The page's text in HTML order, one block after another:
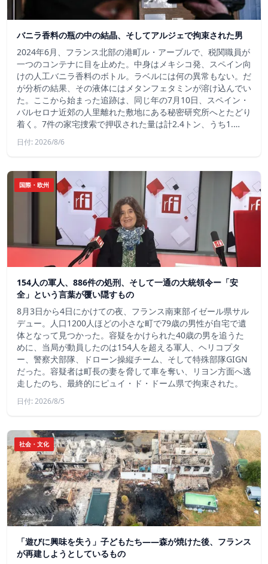
バニラ香料の瓶の中の結晶、そしてアルジェで拘束された男
2024年6月、フランス北部の港町ル・アーブルで、税関職員が
一つのコンテナに目を止めた。中身はメキシコ発、スペイン向
けの人工バニラ香料のボトル。ラベルには何の異常もない。だ
が分析の結果、その液体にはメタンフェタミンが溶け込んでい
た。ここから始まった追跡は、同じ年の7月10日、スペイン・
バルセロナ近郊の人里離れた敷地にある秘密研究所へとたどり
着く。7件の家宅捜索で押収された量は計2.4トン、うち1.…
日付: 2026/8/6
国際・欧州
154人の軍人、886件の処刑、そして一通の大統領令ー「安
全」という言葉が覆い隠すもの
8月3日から4日にかけての夜、フランス南東部イゼール県サル
デュー。人口1200人ほどの小さな町で79歳の男性が自宅で遺
体となって見つかった。容疑をかけられた40歳の男を追うた
めに、当局が動員したのは154人を超える軍人、ヘリコプタ
ー、警察犬部隊、ドローン操縦チーム、そして特殊部隊GIGN
だった。容疑者は町長の妻を脅して車を奪い、リヨン方面へ逃
走したのち、最終的にピュイ・ド・ドーム県で拘束された。
日付: 2026/8/5
社会・文化
「遊びに興味を失う」子どもたち——森が焼けた後、フランス
が再建しようとしているもの